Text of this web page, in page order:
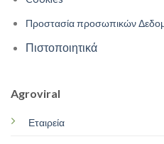
Προστασία προσωπικών
Πιστοποιητικά
Agroviral
Εταιρεία